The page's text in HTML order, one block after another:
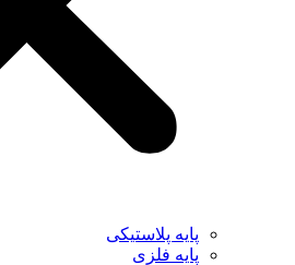
پایه پلاستیکی
پایه فلزی